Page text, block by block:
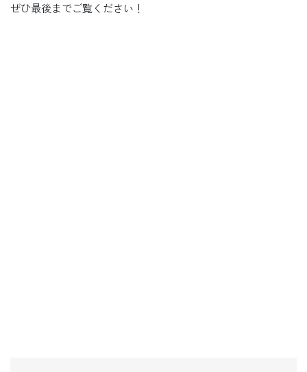
ぜひ最後までご覧ください！